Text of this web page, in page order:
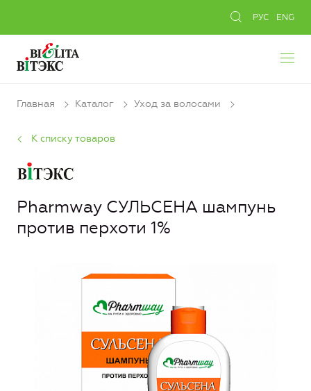
РУС ENG
Главная Каталог Уход за волосами
К списку товаров
Pharmway СУЛЬСЕНА шампунь
против перхоти 1%